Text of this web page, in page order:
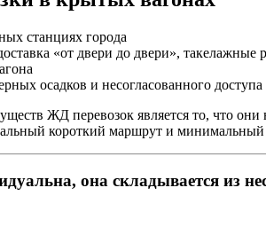
станциях города
«от двери до двери»,
осадков и несогласованного
ЖД перевозок является то, что они
короткий маршрут и
она складывается из